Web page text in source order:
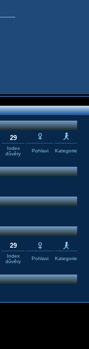
29
Index
důvěry
Pohlavi Kategorie
29
Index
důvěry
Pohlavi Kategorie